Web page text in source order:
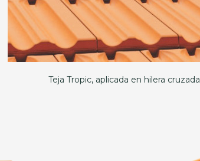
Teja Tropic, aplicada en hilera cruzada